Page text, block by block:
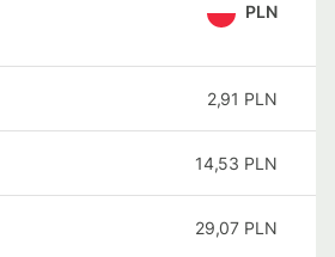
PLN
2,91 PLN
14,53 PLN
29,07 PLN